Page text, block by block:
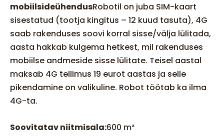
mobiilsideühendusRobotil on juba SIM-kaart
sisestatud (tootja kingitus – 12 kuud tasuta), 4G
saab rakenduses soovi korral sisse/välja lülitada,
aasta hakkab kulgema hetkest, mil rakenduses
mobiilse andmeside sisse lülitate. Teisel aastal
maksab 4G tellimus 19 eurot aastas ja selle
pikendamine on valikuline. Robot töötab ka ilma
4G-ta.
Soovitatav niitmisala:600 m²